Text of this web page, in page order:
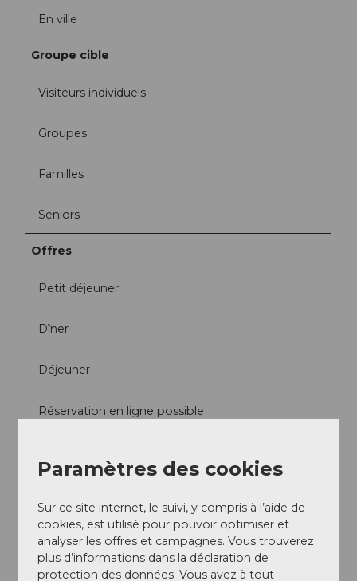
En ville
Groupe cible
Visiteurs individuels
Groupes
Familles
Seniors
Offres
Petit déjeuner
Dîner
Déjeuner
Réservation en ligne possible
Facebook
Instagram
Paramètres des cookies
Sur ce site internet, le suivi, y compris à l’aide de
cookies, est utilisé pour pouvoir optimiser et
analyser les offres et campagnes. Vous trouverez
plus d’informations dans la déclaration de
protection des données. Vous avez à tout